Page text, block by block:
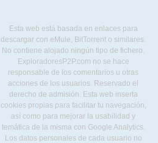
Esta web está basada en enlaces para
descargar con eMule, BitTorrent o similares.
No contiene alojado ningún tipo de fichero.
ExploradoresP2P.com no se hace
responsable de los comentarios u otras
acciones de los usuarios. Reservado el
derecho de admisión. Esta web inserta
cookies propias para facilitar tu navegación,
así como para mejorar la usabilidad y
temática de la misma con Google Analytics.
Los datos personales de cada usuario no